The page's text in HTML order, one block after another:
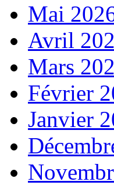
Mai
Avril
Mars
Février
Janvier